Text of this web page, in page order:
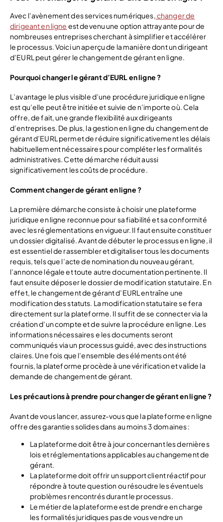
Avec l’avènement des services numériques,changer de
dirigeant en ligne est devenu une option attrayante pour de
nombreuses entreprises cherchant à simplifier et accélérer
le processus. Voici un aperçu de la manière dont un dirigeant
d’EURL peut gérer le changement de gérant en ligne.
Pourquoi changer le gérant d’EURL en ligne ?
L’avantage le plus visible d’une procédure juridique en ligne
est qu’elle peut être initiée et suivie de n’importe où. Cela
offre, de fait, une grande flexibilité aux dirigeants
d’entreprises. De plus, la gestion en ligne du changement de
gérant d’EURL permet de réduire significativement les délais
habituellement nécessaires pour compléter les formalités
administratives. Cette démarche réduit aussi
significativement les coûts de procédure.
Comment changer de gérant en ligne ?
La première démarche consiste à choisir une plateforme
juridique en ligne reconnue pour sa fiabilité et sa conformité
avec les réglementations en vigueur. Il faut ensuite constituer
un dossier digitalisé. Avant de débuter le processus en ligne, il
est essentiel de rassembler et digitaliser tous les documents
requis, tels que l’acte de nomination du nouveau gérant,
l’annonce légale et toute autre documentation pertinente. Il
faut ensuite déposer le dossier de modification statutaire. En
effet, le changement de gérant d’EURL entraîne une
modification des statuts. La modification statutaire se fera
directement sur la plateforme. Il suffit de se connecter via la
création d’un compte et de suivre la procédure en ligne. Les
informations nécessaires e les documents seront
communiqués via un processus guidé, avec des instructions
claires. Une fois que l’ensemble des éléments ont été
fournis, la plateforme procède à une vérification et valide la
demande de changement de gérant.
Les précautions à prendre pour changer de gérant en ligne ?
Avant de vous lancer, assurez-vous que la plateforme en ligne
offre des garanties solides dans au moins 3 domaines :
La plateforme doit être à jour concernant les dernières
lois et réglementations applicables au changement de
gérant.
La plateforme doit offrir un support client réactif pour
répondre à toute question ou résoudre les éventuels
problèmes rencontrés durant le processus.
Le métier de la plateforme est de prendre en charge
les formalités juridiques pas de vous vendre un